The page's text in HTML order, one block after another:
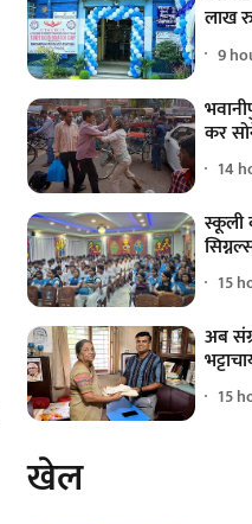
लाख
9
कर
14
स्कूली
15
अब
15
खेल